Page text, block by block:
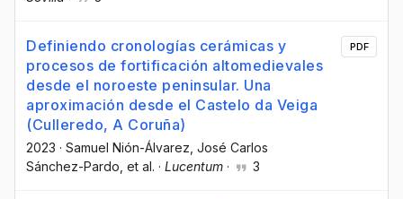
Definiendo cronologías cerámicas y
procesos de fortificación altomedievales
desde el noroeste peninsular. Una
aproximación desde el Castelo da Veiga
(Culleredo, A Coruña)
2023 · Samuel Nión-Álvarez , José Carlos
Sánchez-Pardo , et al. · Lucentum · 3
PDF